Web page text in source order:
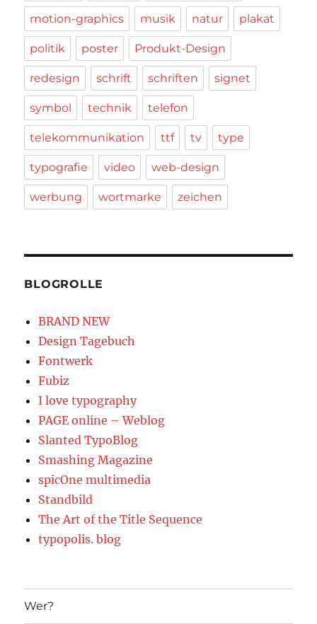
motion-graphics musik natur plakat
politik poster Produkt-Design
redesign schrift schriften signet
symbol technik telefon
telekommunikation ttf tv type
typografie video web-design
werbung wortmarke zeichen
BLOGROLLE
BRAND NEW
Design Tagebuch
Fontwerk
Fubiz
I love typography
PAGE online – Weblog
Slanted TypoBlog
Smashing Magazine
spicOne multimedia
Standbild
The Art of the Title Sequence
typopolis. blog
Wer?